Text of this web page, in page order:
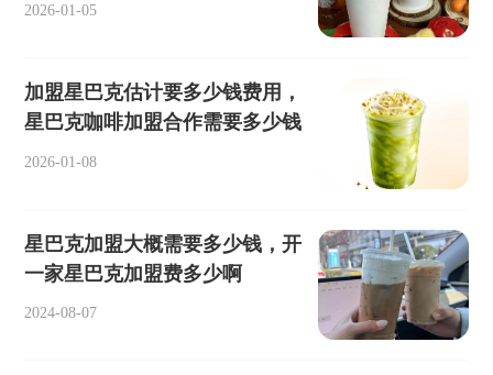
2026-01-05
加盟星巴克估计要多少钱费用，
星巴克咖啡加盟合作需要多少钱
2026-01-08
星巴克加盟大概需要多少钱，开
一家星巴克加盟费多少啊
2024-08-07